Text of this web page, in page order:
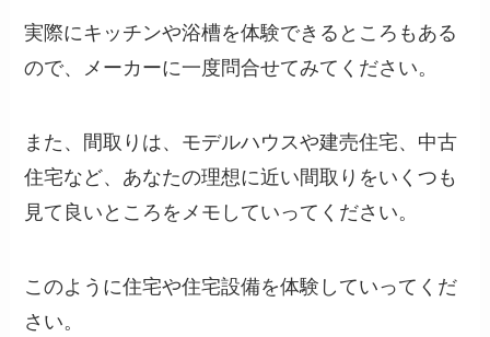
実際にキッチンや浴槽を体験できるところもある
ので、メーカーに一度問合せてみてください。
また、間取りは、モデルハウスや建売住宅、中古
住宅など、あなたの理想に近い間取りをいくつも
見て良いところをメモしていってください。
このように住宅や住宅設備を体験していってくだ
さい。